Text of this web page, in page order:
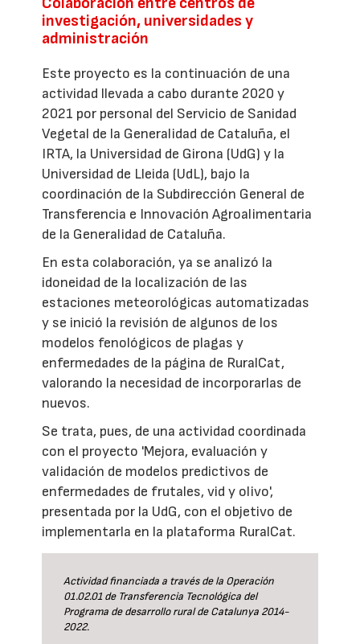
investigación, universidades y
administración
Este proyecto es la continuación de una
actividad llevada a cabo durante 2020 y
2021 por personal del Servicio de Sanidad
Vegetal de la Generalidad de Cataluña, el
IRTA, la Universidad de Girona (UdG) y la
Universidad de Lleida (UdL), bajo la
coordinación de la Subdirección General de
Transferencia e Innovación Agroalimentaria
de la Generalidad de Cataluña.
En esta colaboración, ya se analizó la
idoneidad de la localización de las
estaciones meteorológicas automatizadas
y se inició la revisión de algunos de los
modelos fenológicos de plagas y
enfermedades de la página de RuralCat,
valorando la necesidad de incorporarlas de
nuevos.
Se trata, pues, de una actividad coordinada
con el proyecto 'Mejora, evaluación y
validación de modelos predictivos de
enfermedades de frutales, vid y olivo',
presentada por la UdG, con el objetivo de
implementarla en la plataforma RuralCat.
Actividad financiada a través de la Operación
01.02.01 de Transferencia Tecnológica del
Programa de desarrollo rural de Catalunya 2014-
2022.